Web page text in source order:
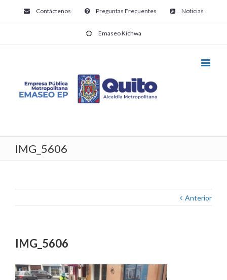
Contáctenos Preguntas Frecuentes Noticias
Emaseo Kichwa
IMG_5606
Anterior
IMG_5606